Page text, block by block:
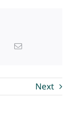
Next